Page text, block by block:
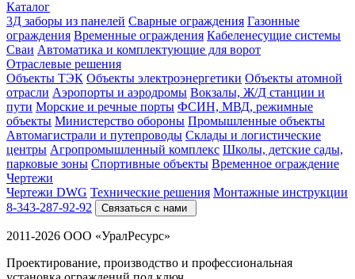
Каталог
3Д заборы из панелей Сварные ограждения Газонные
ограждения Временные ограждения Кабеленесущие системы
Cваи Автоматика и комплектующие для ворот
Отраслевые решения
Объекты ТЭК Объекты электроэнергетики Объекты атомной
отрасли Аэропорты и аэродромы Вокзалы, Ж/Д станции и
пути Морские и речные порты ФСИН, МВД, режимные
объекты Министерство обороны Промышленные объекты
Автомагистрали и путепроводы Склады и логистические
центры Агропромышленный комплекс Школы, детские сады,
парковые зоны Спортивные объекты Временное ограждение
Чертежи
Чертежи DWG Технические решения Монтажные инструкции
8-343-287-92-92
Связаться с нами
2011-2026 ООО «УралРесурс»
Проектирование, производство и профессиональная